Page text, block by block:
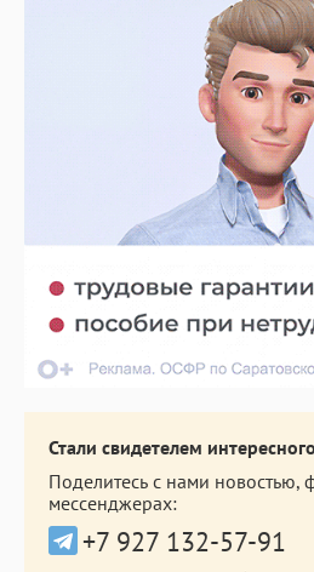
Стали свидетелем
Поделитесь с нами новостью,
мессенджерах:
+7 927 132-57-91